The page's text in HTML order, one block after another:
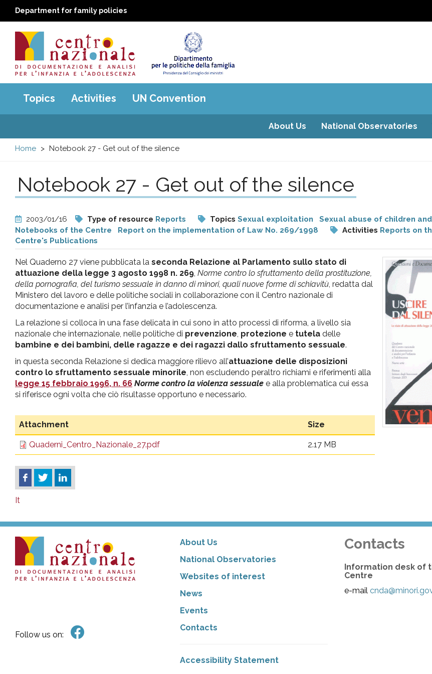
Department for family policies
Centro
nazionale
di
e
analisi
pr
l'infanzia
e
l'adolescenza
Main
menu
Topics Activities UN Convention
About Us National Observatories
Home Notebook 27 - Get out of the silence
Notebook 27 - Get out of the silence
2003/01/16 Type of resource Reports Topics Sexual exploitation Sexual abuse of children
Notebooks of the Centre
Report on the implementation of Law No. 269/1998 Activities Reports on
Centre's Publications
Nel Quaderno 27 viene pubblicata la seconda Relazione al Parlamento sullo stato di
attuazione della legge 3 agosto 1998 n. 269 Norme contro lo sfruttamento della prostituzione,
della pornografia, del turismo sessuale in danno di minori, quali nuove forme di schiavitù , redatta dal
Ministero del lavoro e delle politiche sociali in collaborazione con il Centro nazionale di
documentazione e analisi per l’infanzia e l’adolescenza.
La relazione si colloca in una fase delicata in cui sono in atto processi di riforma, a livello sia
nazionale che internazionale, nelle politiche di prevenzione protezione e tutela delle
bambine e dei bambini, delle ragazze e dei ragazzi dallo sfruttamento sessuale.
in questa seconda Relazione si dedica maggiore rilievo all’attuazione delle disposizioni
contro lo sfruttamento sessuale minorile , non escludendo peraltro richiami e riferimenti alla
legge 15 febbraio 1996, n. 66 Norme contro la violenza sessuale e alla problematica cui essa
si riferisce ogni volta che ciò risultasse opportuno e necessario.
Attachment Size
Quaderni_Centro_Nazionale_27.pdf 2.17 MB
It
Follow us on:
About Us
National Observatories
Websites of interest
News
Events
Contacts
Accessibility Statement
Contacts
Information desk of
Centre
e-mail